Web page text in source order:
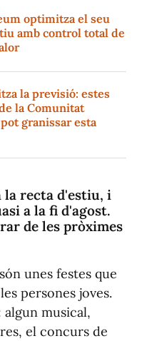
optimitza el seu
amb control total de
la previsió: estes
la Comunitat
granissar esta
la recta d'estiu, i
a la fi d'agost.
de les pròximes
unes festes que
persones joves.
musical,
el concurs de